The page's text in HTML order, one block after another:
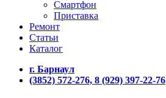
Смартфон
Приставка
Ремонт
Статьи
Каталог
г. Барнаул
(3852) 572-276, 8 (929) 397-22-76